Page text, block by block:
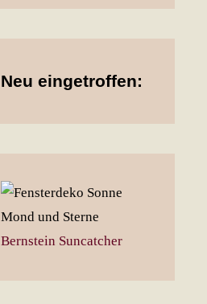
Neu eingetroffen:
Bernstein Suncatcher